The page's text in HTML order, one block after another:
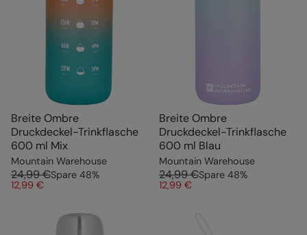
Breite Ombre
Druckdeckel-Trinkflasche
600 ml Mix
Mountain Warehouse
24,99 €Spare 48%
12,99 €
Breite Ombre
Druckdeckel-Trinkflasche
600 ml Blau
Mountain Warehouse
24,99 €Spare 48%
12,99 €